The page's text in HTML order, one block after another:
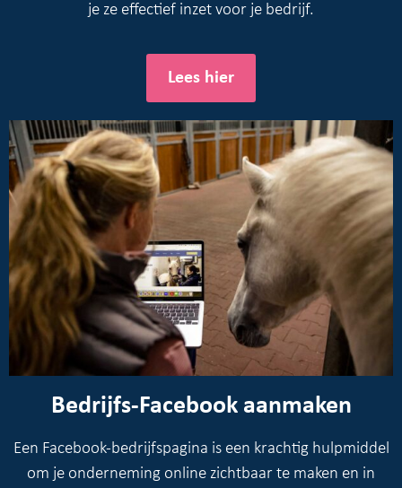
je ze effectief inzet voor je bedrijf.
Lees hier
Bedrijfs-Facebook aanmaken
Een Facebook-bedrijfspagina is een krachtig hulpmiddel
om je onderneming online zichtbaar te maken en in